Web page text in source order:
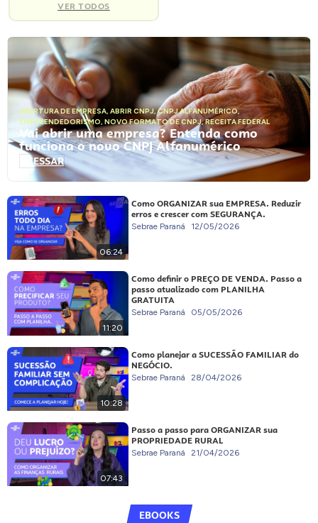
VER TODOS
ABERTURA DE EMPRESA, ABRIR CNPJ,CNPJ ALFANUMÉRICO,
EMPREENDEDORISMO, NOVO FORMATO DE CNPJ,RECEITA FEDERAL
Vai abrir uma empresa? Entenda como
funciona o novo CNPJ Alfanumérico
ACESSAR
06:24
Como ORGANIZAR sua EMPRESA. Reduzir
erros e crescer com SEGURANÇA.
Sebrae Paraná 12/05/2026
11:20
Como definir o PREÇO DE VENDA. Passo a
passo atualizado com PLANILHA
GRATUITA
Sebrae Paraná 05/05/2026
10:28
Como planejar a SUCESSÃO FAMILIAR do
NEGÓCIO.
Sebrae Paraná 28/04/2026
07:43
Passo a passo para ORGANIZAR sua
PROPRIEDADE RURAL
Sebrae Paraná 21/04/2026
EBOOKS